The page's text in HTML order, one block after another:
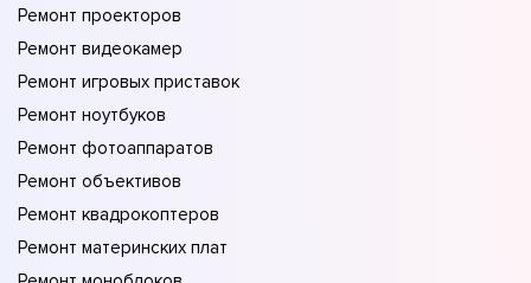
Ремонт проекторов
Ремонт видеокамер
Ремонт игровых приставок
Ремонт ноутбуков
Ремонт фотоаппаратов
Ремонт объективов
Ремонт квадрокоптеров
Ремонт материнских плат